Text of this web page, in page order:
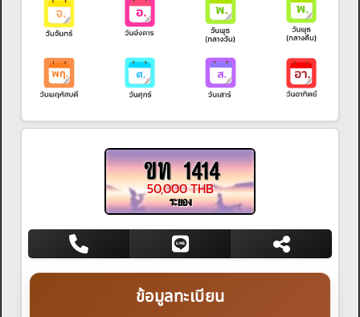
ขท 1414
50,000 THB
ระยอง
ข้อมูลทะเบียน